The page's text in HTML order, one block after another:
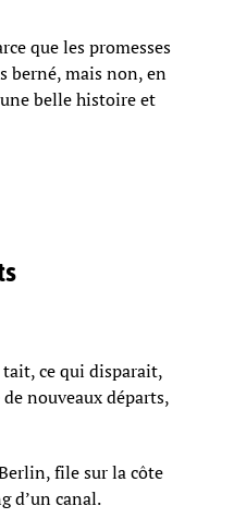
que les promesses
berné, mais non, en
belle histoire et
tait, ce qui disparait,
nouveaux départs,
file sur la côte
d’un canal.